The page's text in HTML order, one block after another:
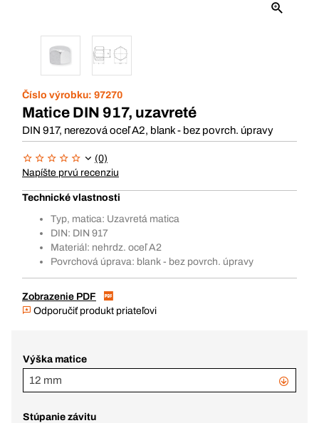
Číslo výrobku: 97270
Matice DIN 917, uzavreté
DIN 917, nerezová oceľ A2, blank - bez povrch. úpravy
(0)
Napíšte prvú recenziu
Technické vlastnosti
Typ, matica: Uzavretá matica
DIN: DIN 917
Materiál: nehrdz. oceľ A2
Povrchová úprava: blank - bez povrch. úpravy
Zobrazenie PDF
Odporučiť produkt priateľovi
Výška matice
12 mm
Stúpanie závitu